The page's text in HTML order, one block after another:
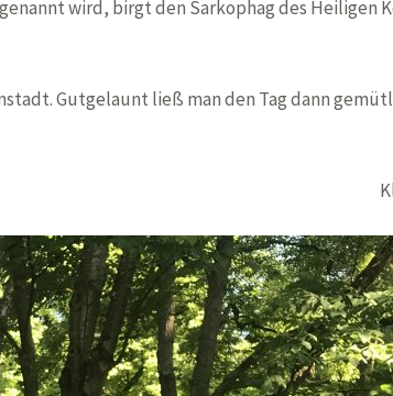
wird, birgt den Sarkophag des Heiligen
Gutgelaunt ließ man den Tag dann